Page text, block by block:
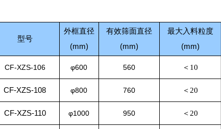
型号
外框直径
(mm)
有效筛面直径
(mm)
最大入料粒度
(mm)
CF-XZS-106 φ600 560 ＜ 10
CF-XZS-108 φ800 760 ＜ 20
CF-XZS-110 φ1000 950 ＜ 20